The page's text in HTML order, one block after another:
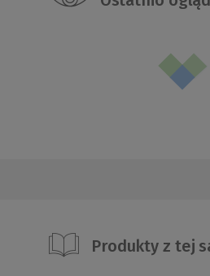
Produkty z tej